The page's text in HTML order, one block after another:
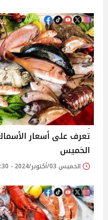
تعرف على أسعار
الخميس
الخميس 03/أكتوبر/2024 - 09:30 ص